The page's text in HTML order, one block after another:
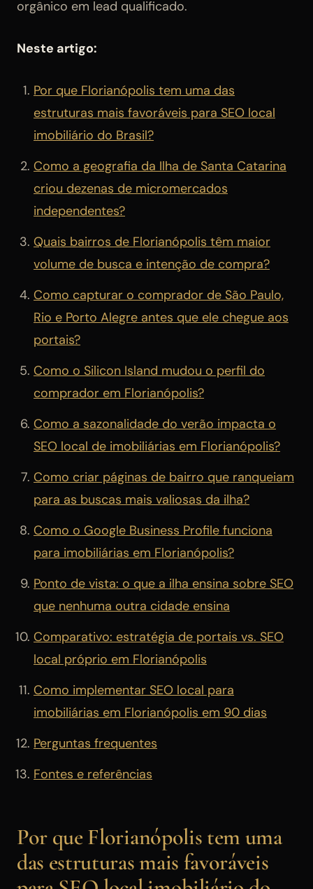
orgânico em lead qualificado.
Neste artigo:
Por que Florianópolis tem uma das
estruturas mais favoráveis para SEO local
imobiliário do Brasil?
Como a geografia da Ilha de Santa Catarina
criou dezenas de micromercados
independentes?
Quais bairros de Florianópolis têm maior
volume de busca e intenção de compra?
Como capturar o comprador de São Paulo,
Rio e Porto Alegre antes que ele chegue aos
portais?
Como o Silicon Island mudou o perfil do
comprador em Florianópolis?
Como a sazonalidade do verão impacta o
SEO local de imobiliárias em Florianópolis?
Como criar páginas de bairro que ranqueiam
para as buscas mais valiosas da ilha?
Como o Google Business Profile funciona
para imobiliárias em Florianópolis?
Ponto de vista: o que a ilha ensina sobre SEO
que nenhuma outra cidade ensina
Comparativo: estratégia de portais vs. SEO
local próprio em Florianópolis
Como implementar SEO local para
imobiliárias em Florianópolis em 90 dias
Perguntas frequentes
Fontes e referências
Por que Florianópolis tem uma
das estruturas mais favoráveis